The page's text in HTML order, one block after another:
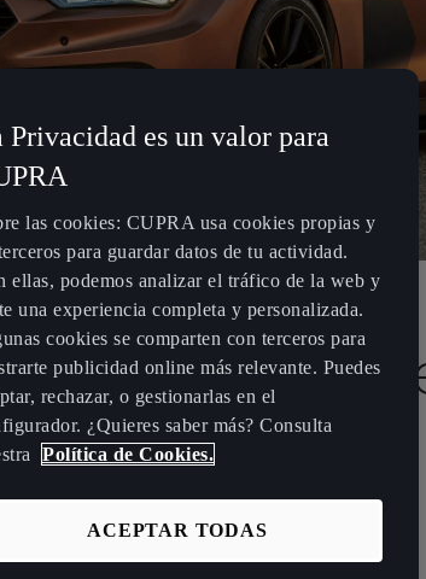
que el
correrá en
2021.
Privacidad es un valor para
las cookies: CUPRA usa cookies propias y
para guardar datos de tu actividad.
ellas, podemos analizar el tráfico de la web y
una experiencia completa y personalizada.
cookies se comparten con terceros para
publicidad online más relevante. Puedes
rechazar, o gestionarlas en el
¿Quieres saber más? Consulta
Política de Cookies.
ACEPTAR TODAS